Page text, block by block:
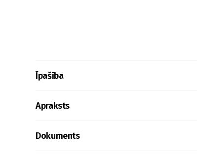
Īpašība
Apraksts
Dokuments